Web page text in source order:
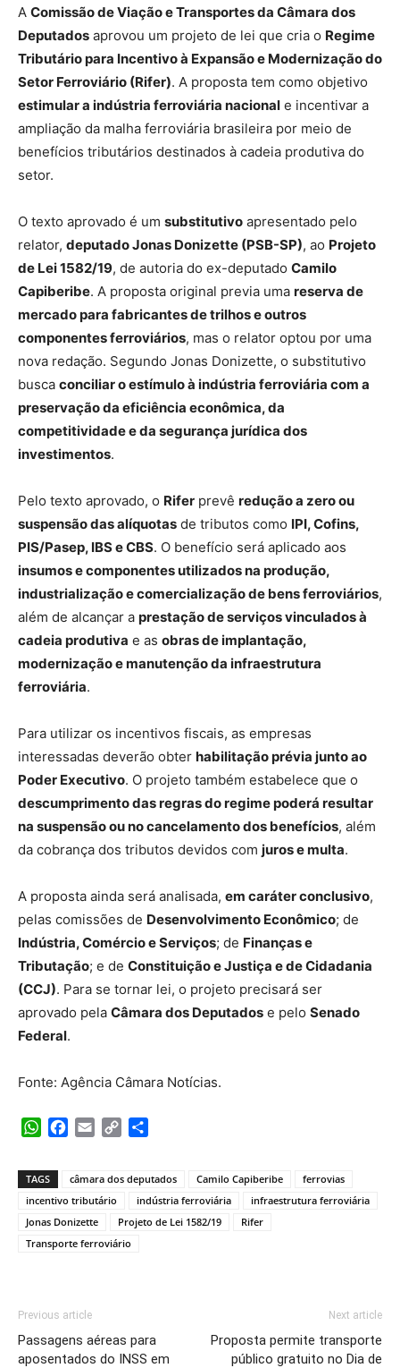
A Comissão de Viação e Transportes da Câmara dos
Deputados aprovou um projeto de lei que cria o Regime
Tributário para Incentivo à Expansão e Modernização do
Setor Ferroviário (Rifer). A proposta tem como objetivo
estimular a indústria ferroviária nacional e incentivar a
ampliação da malha ferroviária brasileira por meio de
benefícios tributários destinados à cadeia produtiva do
setor.
O texto aprovado é um substitutivo apresentado pelo
relator, deputado Jonas Donizette (PSB-SP), ao Projeto
de Lei 1582/19, de autoria do ex-deputado Camilo
Capiberibe. A proposta original previa uma reserva de
mercado para fabricantes de trilhos e outros
componentes ferroviários, mas o relator optou por uma
nova redação. Segundo Jonas Donizette, o substitutivo
busca conciliar o estímulo à indústria ferroviária com a
preservação da eficiência econômica, da
competitividade e da segurança jurídica dos
investimentos.
Pelo texto aprovado, o Rifer prevê redução a zero ou
suspensão das alíquotas de tributos como IPI, Cofins,
PIS/Pasep, IBS e CBS. O benefício será aplicado aos
insumos e componentes utilizados na produção,
industrialização e comercialização de bens ferroviários,
além de alcançar a prestação de serviços vinculados à
cadeia produtiva e as obras de implantação,
modernização e manutenção da infraestrutura
ferroviária.
Para utilizar os incentivos fiscais, as empresas
interessadas deverão obter habilitação prévia junto ao
Poder Executivo. O projeto também estabelece que o
descumprimento das regras do regime poderá resultar
na suspensão ou no cancelamento dos benefícios, além
da cobrança dos tributos devidos com juros e multa.
A proposta ainda será analisada, em caráter conclusivo,
pelas comissões de Desenvolvimento Econômico; de
Indústria, Comércio e Serviços; de Finanças e
Tributação; e de Constituição e Justiça e de Cidadania
(CCJ). Para se tornar lei, o projeto precisará ser
aprovado pela Câmara dos Deputados e pelo Senado
Federal.
Fonte: Agência Câmara Notícias.
WhatsApp
Facebook
Email Copy
TAGS câmara dos deputados Camilo Capiberibe
ferrovias
incentivo tributário
indústria ferroviária
infraestrutura ferroviária
Jonas Donizette
Projeto de Lei 1582/19
Rifer
Transporte ferroviário
Previous article
Passagens aéreas para
aposentados do INSS em
Next article
Proposta permite transporte
público gratuito no Dia de